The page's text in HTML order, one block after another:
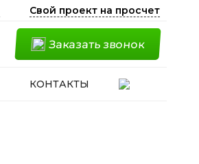
Свой проект на просчет
Заказать звонок
КОНТАКТЫ